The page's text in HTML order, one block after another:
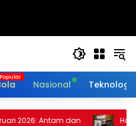
Nasional Teknologi
Antam dan
Harga